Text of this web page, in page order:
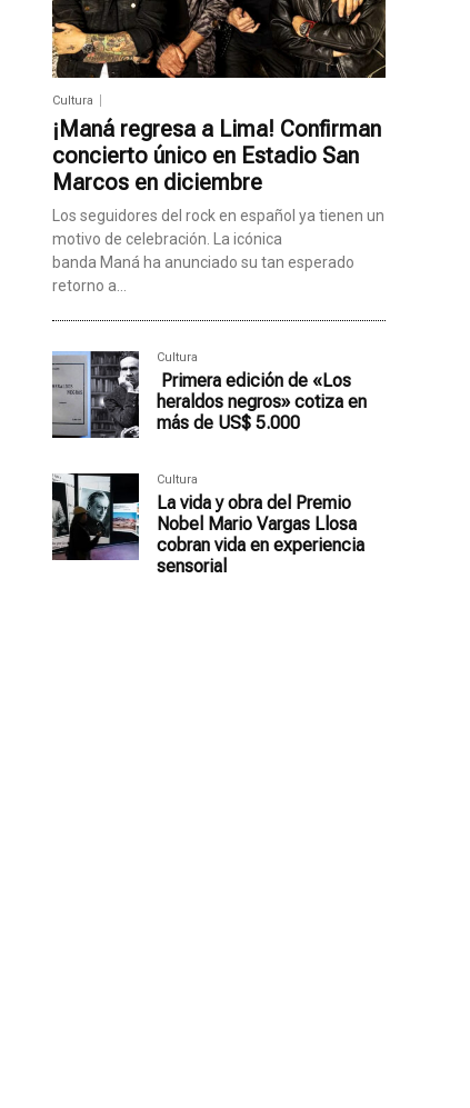
Cultura
¡Maná regresa a Lima! Confirman
concierto único en Estadio San
Marcos en diciembre
Los seguidores del rock en español ya tienen un
motivo de celebración. La icónica
banda Maná ha anunciado su tan esperado
retorno a...
Cultura
Primera edición de «Los
heraldos negros» cotiza en
más de US$ 5.000
Cultura
La vida y obra del Premio
Nobel Mario Vargas Llosa
cobran vida en experiencia
sensorial